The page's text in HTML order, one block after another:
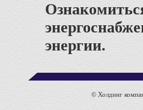
энергии.
© Холдинг